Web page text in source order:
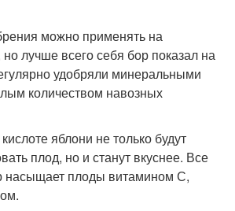
можно применять на
лучше всего себя бор показал на
удобряли минеральными
количеством навозных
яблони не только будут
плод, но и станут вкуснее. Все
насыщает плоды витамином С,